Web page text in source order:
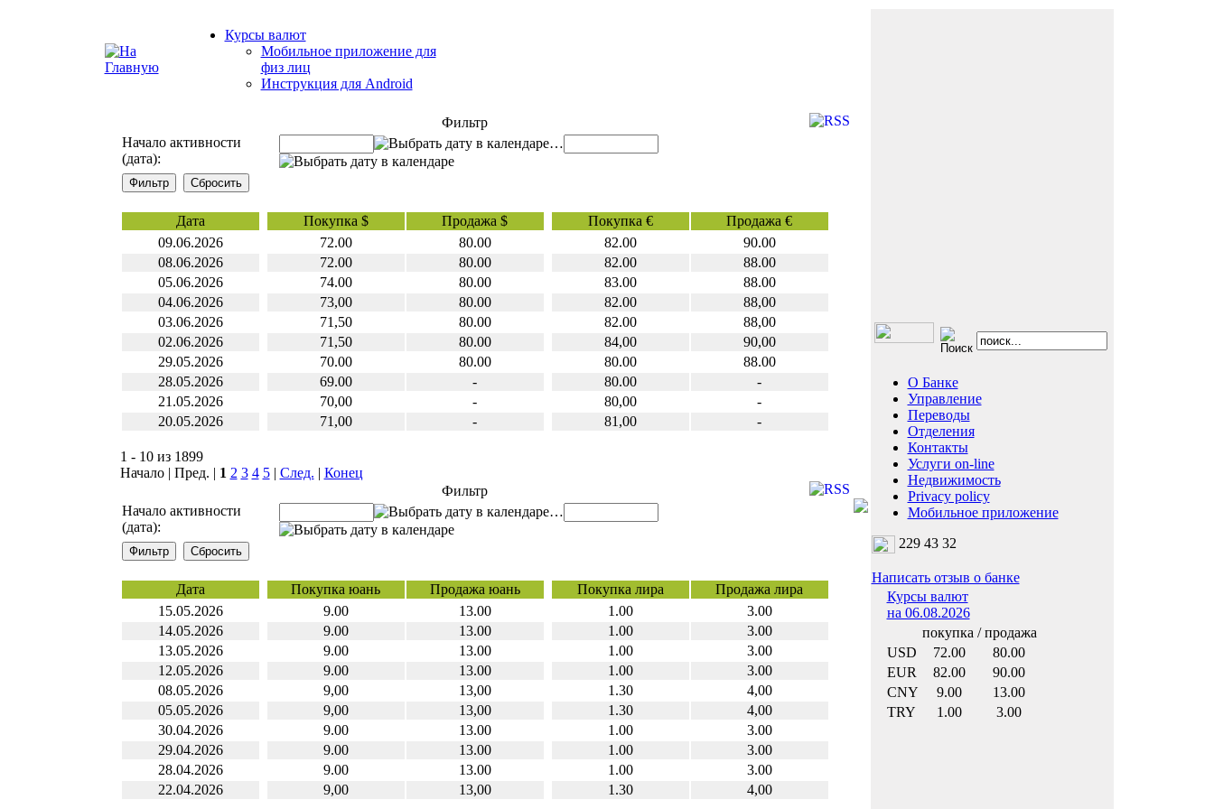
Курсы валют
Мобильное приложение для
физ лиц
Инструкция для Android
О Банке
Управление
Переводы
Отделения
Контакты
Услуги on-line
Недвижимость
Privacy policy
Мобильное приложение
229 43 32
Написать отзыв о банке
Курсы валют
на 06.08.2026
покупка / продажа
USD
72.00
80.00
EUR
82.00
90.00
CNY
9.00
13.00
TRY
1.00 3.00
Фильтр
Начало активности
(дата):
…
Дата Покупка $ Продажа $ Покупка €
Продажа €
09.06.2026
72.00 80.00 82.00
90.00
08.06.2026
72.00 80.00 82.00
88.00
05.06.2026
74.00 80.00 83.00
88.00
04.06.2026
73,00 80.00 82.00
88,00
03.06.2026
71,50 80.00 82.00
88,00
02.06.2026
71,50 80.00 84,00
90,00
29.05.2026
70.00 80.00 80.00
88.00
28.05.2026
69.00 - 80.00
-
21.05.2026
70,00 - 80,00
-
20.05.2026
71,00 - 81,00 -
1 - 10 из 1899
Начало | Пред. | 1 2 3 4 5| След. | Конец
Фильтр
Начало активности
(дата):
…
Дата Покупка юань Продажа юань Покупка лира
Продажа лира
15.05.2026
9.00 13.00 1.00
3.00
14.05.2026
9.00 13.00 1.00
3.00
13.05.2026
9.00 13.00 1.00
3.00
12.05.2026
9.00 13.00 1.00
3.00
08.05.2026
9,00 13,00 1.30
4,00
05.05.2026
9,00 13,00 1.30
4,00
30.04.2026
9.00 13.00 1.00
3.00
29.04.2026
9.00 13.00 1.00
3.00
28.04.2026
9.00 13.00 1.00
3.00
22.04.2026
9,00 13,00 1.30 4,00